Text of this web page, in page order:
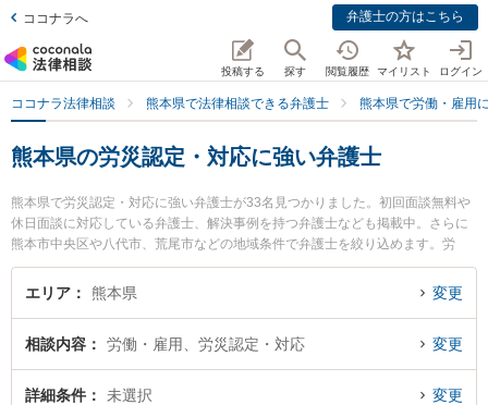
ココナラへ 弁護士の方はこちら
投稿する 探す 閲覧履歴 マイリスト ログイン
ココナラ法律相談 熊本県で法律相談できる弁護士 熊本県で労働・雇用
熊本県の労災認定・対応に強い弁護士
熊本県で労災認定・対応に強い弁護士が33名見つかりました。初回面談無料や
休日面談に対応している弁護士、解決事例を持つ弁護士なども掲載中。さらに
熊本市中央区や八代市、荒尾市などの地域条件で弁護士を絞り込めます。労
働・雇用に関係する不当解雇や退職勧奨、内定取消等の細かな分野での絞り込
み検索もでき便利です。特にベリーベスト法律事務所 熊本オフィスの守田 英昭
ます。『熊本県で土日や夜間に発生した労災認定・対応のトラブルを今すぐに
弁護士に相談したい』『労災認定・対応のトラブル解決の実績豊富な近くの弁
護士を検索したい』『初回相談無料で労災認定・対応を法律相談できる熊本県
エリア 熊本県 変更
相談内容 労働・雇用、労災認定・対応 変更
詳細条件 未選択 変更